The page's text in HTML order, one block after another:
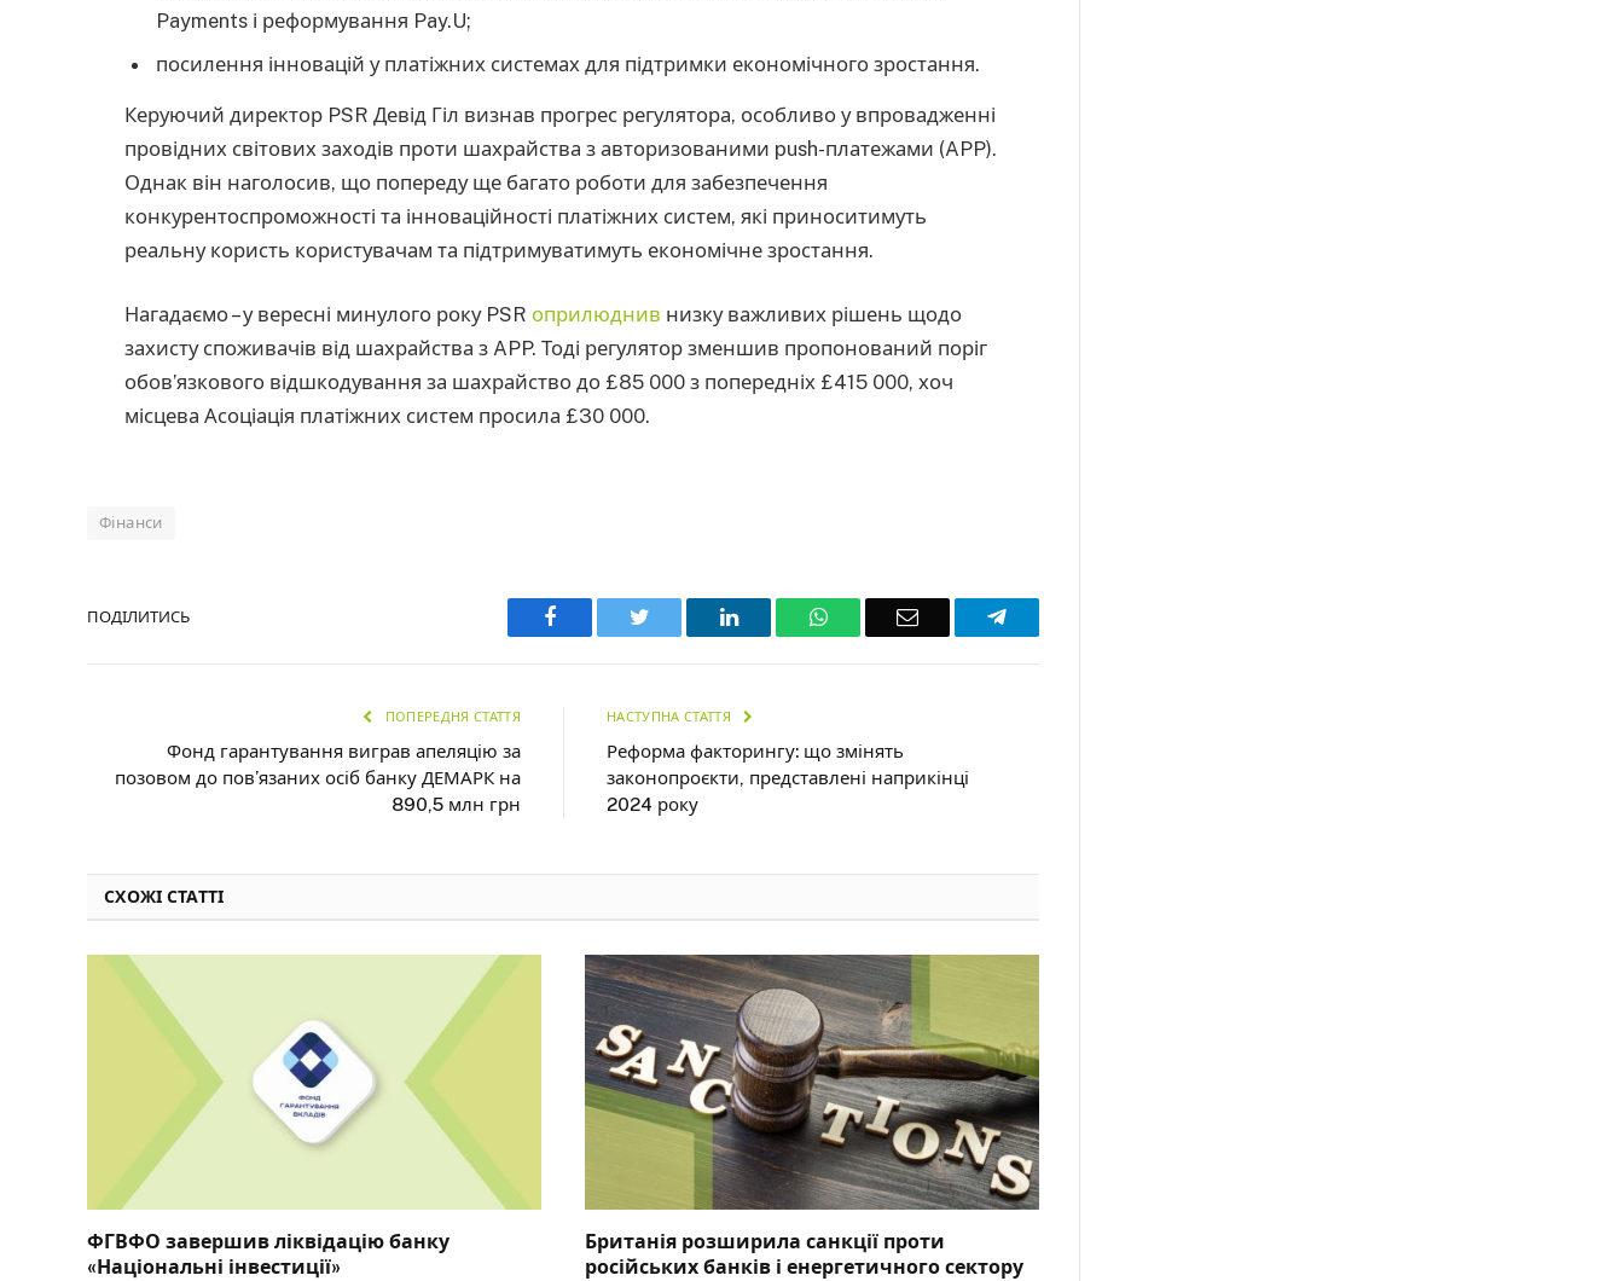
Payments і реформування Pay.U;
посилення інновацій у платіжних системах для підтримки економічного зростання.
Керуючий директор PSR Девід Гіл визнав прогрес регулятора, особливо у впровадженні
провідних світових заходів проти шахрайства з авторизованими push-платежами (APP).
Однак він наголосив, що попереду ще багато роботи для забезпечення
конкурентоспроможності та інноваційності платіжних систем, які приноситимуть
реальну користь користувачам та підтримуватимуть економічне зростання.
Нагадаємо – у вересні минулого року PSR оприлюднив низку важливих рішень щодо
захисту споживачів від шахрайства з APP. Тоді регулятор зменшив пропонований поріг
обов’язкового відшкодування за шахрайство до £85 000 з попередніх £415 000, хоч
місцева Асоціація платіжних систем просила £30 000.
Фінанси
ПОДІЛИТИСЬ Facebook Twitter LinkedIn WhatsAppEmail Telegram
ПОПЕРЕДНЯ СТАТТЯ
Фонд гарантування виграв апеляцію за
позовом до пов’язаних осіб банку ДЕМАРК на
890,5 млн грн
НАСТУПНА СТАТТЯ
Реформа факторингу: що змінять
законопроєкти, представлені наприкінці
2024 року
СХОЖІ СТАТТІ
ФГВФО завершив ліквідацію банку
«Національні інвестиції»
Британія розширила санкції проти
російських банків і енергетичного сектору